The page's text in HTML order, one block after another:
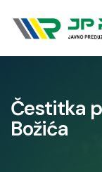
Čestitka
Božića